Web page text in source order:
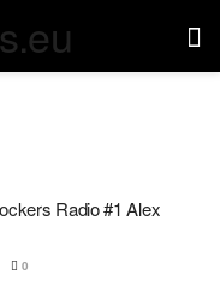
Radio #1 Alex
0